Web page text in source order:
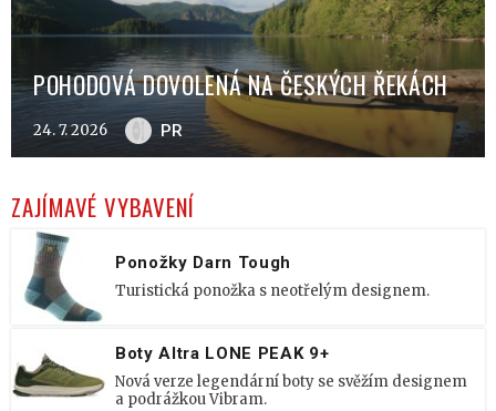
POHODOVÁ DOVOLENÁ NA ČESKÝCH ŘEKÁCH
24. 7. 2026 PR
ZAJÍMAVÉ VYBAVENÍ
Ponožky Darn Tough
Turistická ponožka s neotřelým designem.
Boty Altra LONE PEAK 9+
Nová verze legendární boty se svěžím designem
a podrážkou Vibram.